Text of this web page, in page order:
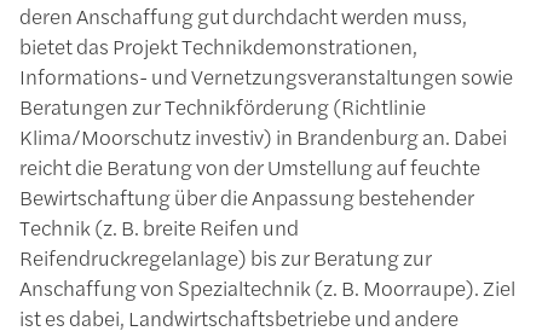
deren Anschaffung gut durchdacht werden muss,
bietet das Projekt Technikdemonstrationen,
Informations- und Vernetzungsveranstaltungen sowie
Beratungen zur Technikförderung (Richtlinie
Klima/Moorschutz investiv) in Brandenburg an. Dabei
reicht die Beratung von der Umstellung auf feuchte
Bewirtschaftung über die Anpassung bestehender
Technik (z. B. breite Reifen und
Reifendruckregelanlage) bis zur Beratung zur
Anschaffung von Spezialtechnik (z. B. Moorraupe). Ziel
ist es dabei, Landwirtschaftsbetriebe und andere